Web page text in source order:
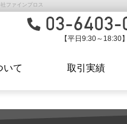
ファインプロス
【平日9:30～18:30
いて 取引実績